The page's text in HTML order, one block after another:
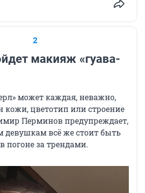
2
макияж «гуава-
может каждая, неважно,
кожи, цветотип или строение
Перминов предупреждает,
девушкам всё же стоит быть
погоне за трендами.